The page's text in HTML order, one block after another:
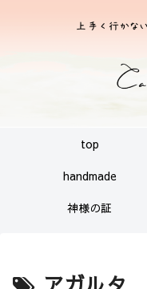
top
handmade
神様の証